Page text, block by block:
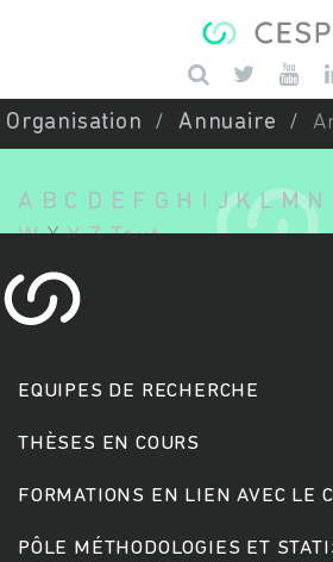
Organisation Annuaire
A B C D E F G H J K L M N
W X Y Z Tout
EQUIPES DE RECHERCHE
THÈSES EN COURS
FORMATIONS EN LIEN AVEC LE
PÔLE MÉTHODOLOGIES ET